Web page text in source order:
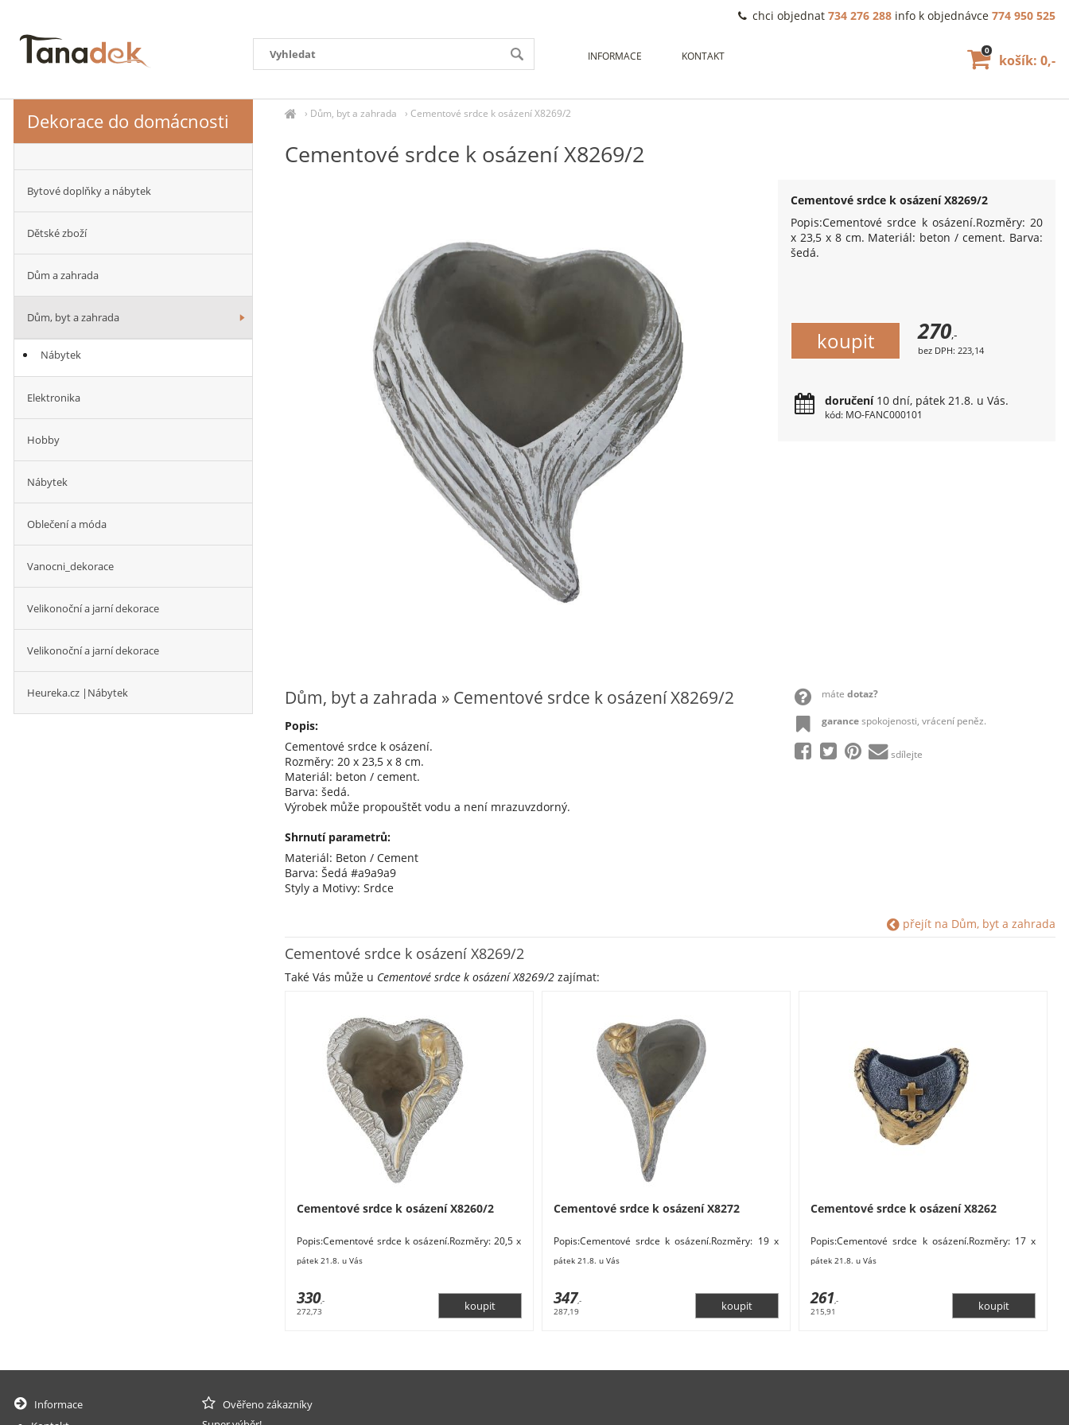
› Dům, byt a zahrada › Cementové srdce k osázení X8269/2
Cementové srdce k osázení X8269/2
Cementové srdce k osázení X8269/2
Popis:Cementové srdce k osázení.Rozměry: 20
x 23,5 x 8 cm. Materiál: beton / cement. Barva:
šedá.
270,-
bez DPH: 223,14
doručení10 dní, pátek 21.8. u Vás.
kód: MO-FANC000101
máte dotaz?
garancespokojenosti, vrácení peněz.
sdílejte
Dům, byt a zahrada » Cementové srdce k osázení X8269/2
Popis:
Cementové srdce k osázení.
Rozměry: 20 x 23,5 x 8 cm.
Materiál: beton / cement.
Barva: šedá.
Výrobek může propouštět vodu a není mrazuvzdorný.
Shrnutí parametrů:
Materiál: Beton / Cement
Barva: Šedá #a9a9a9
Styly a Motivy: Srdce
přejít na Dům, byt a zahrada
Cementové srdce k osázení X8269/2
Také Vás může u Cementové srdce k osázení X8269/2zajímat:
Cementové srdce k osázení X8260/2
Popis:Cementové srdce k osázení.Rozměry: 20,5 x
pátek 21.8. u Vás
330,-
272,73
Cementové srdce k osázení X8272
Popis:Cementové srdce k osázení.Rozměry: 19 x
pátek 21.8. u Vás
347,-
287,19
Cementové srdce k osázení X8262
Popis:Cementové srdce k osázení.Rozměry: 17 x
pátek 21.8. u Vás
261,-
215,91
Dekorace do domácnosti
Bytové doplňky a nábytek
Dětské zboží
Dům a zahrada
Dům, byt a zahrada
Nábytek
Elektronika
Hobby
Nábytek
Oblečení a móda
Vanocni_dekorace
Velikonoční a jarní dekorace
Velikonoční a jarní dekorace
Heureka.cz |Nábytek
INFORMACE KONTAKT
chci objednat 734 276 288 info k objednávce 774 950 525
košík: 0,-
0
Informace
Ověřeno zákazníky